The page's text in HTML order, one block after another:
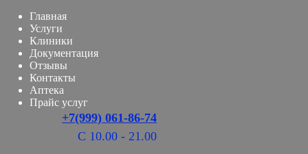
Главная
Услуги
Клиники
Документация
Отзывы
Контакты
Аптека
Прайс услуг
+7(999) 061-86-74
С 10.00 - 21.00